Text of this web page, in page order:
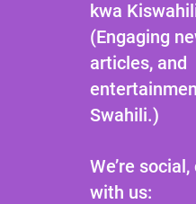
kwa
(Engaging
articles, and
Swahili.)
We’re
with us: